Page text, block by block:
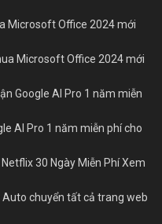
Microsoft Office 2024 mới
Microsoft Office 2024 mới
Google AI Pro 1 năm miễn
AI Pro 1 năm miễn phí cho
30 Ngày Miễn Phí Xem
chuyển tất cả trang web